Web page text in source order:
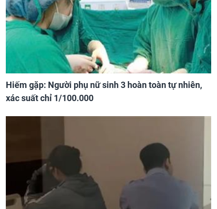
Hiếm gặp: Người phụ nữ sinh 3 hoàn toàn tự nhiên,
xác suất chỉ 1/100.000